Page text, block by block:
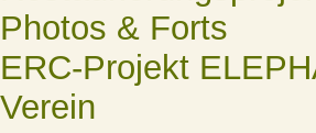
Photos & Forts
ERC-Projekt
Verein